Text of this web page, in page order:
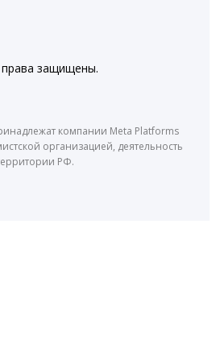
защищены.
компании Meta Platforms
организацией, деятельность
РФ.